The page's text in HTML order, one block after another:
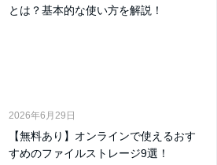
とは？基本的な使い方を解説！
2026年6月29日
【無料あり】オンラインで使えるおす
すめのファイルストレージ9選！